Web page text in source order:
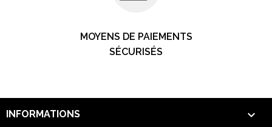
MOYENS DE PAIEMENTS
SÉCURISÉS
INFORMATIONS 